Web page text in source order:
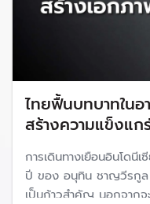
ไทยฟื้นบทบาทในอ
สร้างความแข็งแก
การเดินทางเยือนอินโดนี
ปี ของ อนุทิน ชาญวีรกูล
เป็นก้าวสำคัญ นอกจากจ